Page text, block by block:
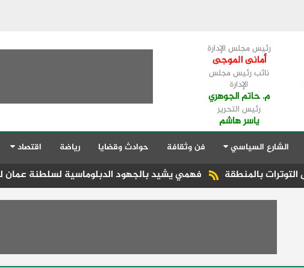
رئيس مجلس الإدارة
أمانى الموجى
نائب رئيس مجلس
الإدارة
م. حاتم الجوهري
رئيس التحرير
ياسر هاشم
الشارع السياسي فن وثقافة حوادث وقضايا رياضة اقتصاد
فهمي يشيد بالجهود الدبلوماسية لسلطنة عمان للتوصل